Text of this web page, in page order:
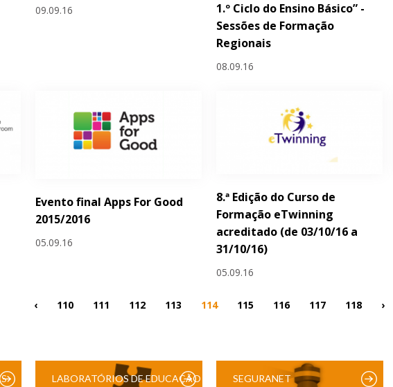
09.09.16
1.º Ciclo do Ensino Básico” -
Sessões de Formação
Regionais
08.09.16
Evento final Apps For Good
2015/2016
05.09.16
8.ª Edição do Curso de
Formação eTwinning
acreditado (de 03/10/16 a
31/10/16)
05.09.16
‹ 110 111 112 113 114 115 116 117 118 ›
LABORATÓRIOS DE EDUCAÇÃO SEGURANET